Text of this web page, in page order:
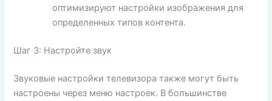
оптимизируют настройки изображения для
определенных типов контента.
Шаг 3: Настройте звук
Звуковые настройки телевизора также могут быть
настроены через меню настроек. В большинстве